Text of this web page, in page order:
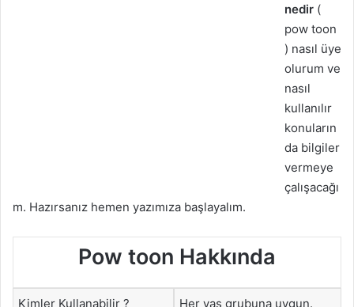
nedir (
pow toon
) nasıl üye
olurum ve
nasıl
kullanılır
konuların
da bilgiler
vermeye
çalışacağı
m. Hazırsanız hemen yazımıza başlayalım.
Pow toon Hakkında
Kimler Kullanabilir ? Her yaş grubuna uygun.